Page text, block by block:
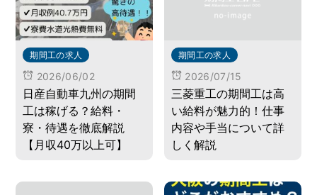
期間工の求人
2026/06/02
日産自動車九州の期間
工は稼げる？給料・
寮・待遇を徹底解説
【月収40万以上可】
期間工の求人
2026/07/15
三菱重工の期間工は高
い給料が魅力的！仕事
内容や手当について詳
しく解説